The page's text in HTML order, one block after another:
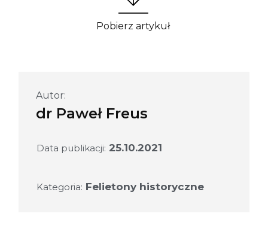
Pobierz artykuł
Autor:
dr Paweł Freus
Data publikacji: 25.10.2021
Kategoria: Felietony historyczne